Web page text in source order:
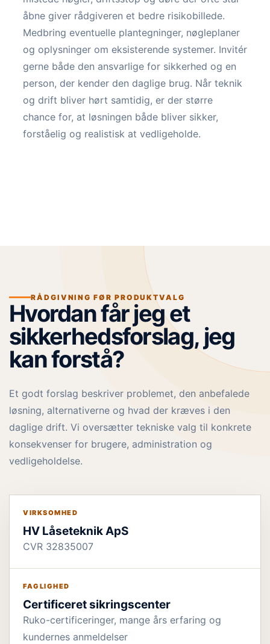
åbne giver rådgiveren et bedre risikobillede.
Medbring eventuelle plantegninger, nøgleplaner
og oplysninger om eksisterende systemer. Invitér
gerne både den ansvarlige for sikkerhed og en
person, der kender den daglige brug. Når teknik
og drift bliver hørt samtidig, er der større
chance for, at løsningen både bliver sikker,
forståelig og realistisk at vedligeholde.
RÅDGIVNING FØR PRODUKTVALG
Hvordan får jeg et
sikkerhedsforslag, jeg
kan forstå?
Et godt forslag beskriver problemet, den anbefalede
løsning, alternativerne og hvad der kræves i den
daglige drift. Vi oversætter tekniske valg til konkrete
konsekvenser for brugere, administration og
vedligeholdelse.
VIRKSOMHED
HV Låseteknik ApS
CVR 32835007
FAGLIGHED
Certificeret sikringscenter
Ruko-certificeringer, mange års erfaring og
kundernes anmeldelser